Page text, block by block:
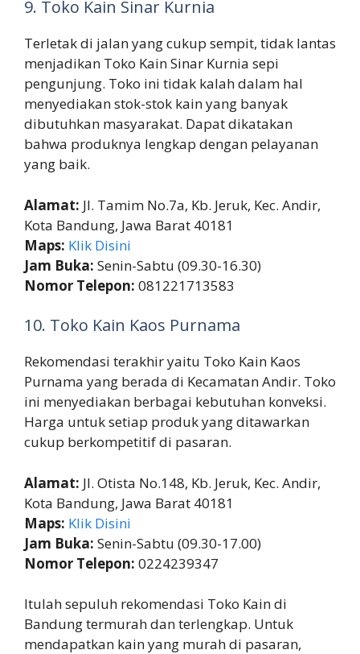
9. Toko Kain Sinar Kurnia
Terletak di jalan yang cukup sempit, tidak lantas
menjadikan Toko Kain Sinar Kurnia sepi
pengunjung. Toko ini tidak kalah dalam hal
menyediakan stok-stok kain yang banyak
dibutuhkan masyarakat. Dapat dikatakan
bahwa produknya lengkap dengan pelayanan
yang baik.
Alamat: Jl. Tamim No.7a, Kb. Jeruk, Kec. Andir,
Kota Bandung, Jawa Barat 40181
Maps: Klik Disini
Jam Buka: Senin-Sabtu (09.30-16.30)
Nomor Telepon: 081221713583
10. Toko Kain Kaos Purnama
Rekomendasi terakhir yaitu Toko Kain Kaos
Purnama yang berada di Kecamatan Andir. Toko
ini menyediakan berbagai kebutuhan konveksi.
Harga untuk setiap produk yang ditawarkan
cukup berkompetitif di pasaran.
Alamat: Jl. Otista No.148, Kb. Jeruk, Kec. Andir,
Kota Bandung, Jawa Barat 40181
Maps: Klik Disini
Jam Buka: Senin-Sabtu (09.30-17.00)
Nomor Telepon: 0224239347
Itulah sepuluh rekomendasi Toko Kain di
Bandung termurah dan terlengkap. Untuk
mendapatkan kain yang murah di pasaran,